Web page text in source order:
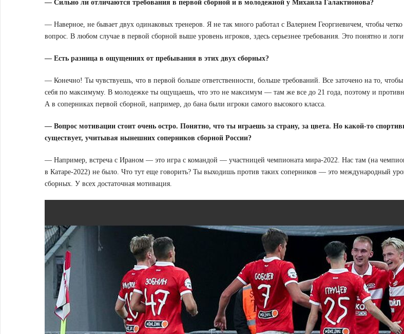
— Сильно ли отличаются требования в первой сборной и в молодежной у Михаила Галактионова?
— Наверное, не бывает двух одинаковых тренеров. Я не так много работал с Валерием Георгиевичем, чтобы четко
вопрос. В любом случае в первой сборной выше уровень игроков, здесь серьезнее требования. Это понятно и
— Есть разница в ощущениях от пребывания в этих двух сборных?
— Конечно! Ты чувствуешь, что в первой больше ответственности, больше требований. Все заточено на то,
себя по максимуму. В молодежке ты ощущаешь, что это не максимум — там же все до 21 года, поэтому и
А в соперниках первой сборной, например, до бана были игроки самого высокого класса.
— Вопрос мотивации стоит очень остро. Понятно, что ты играешь за страну, за цвета. Но какой-то
существует, учитывая нынешних соперников сборной России?
— Например, встреча с Ираном — это игра с командой — участницей чемпионата мира-2022. Нас там (на
в Катаре-2022) не было. Что тут еще говорить? Ты выходишь против таких соперников — это международный
сборных. У всех достаточная мотивация.